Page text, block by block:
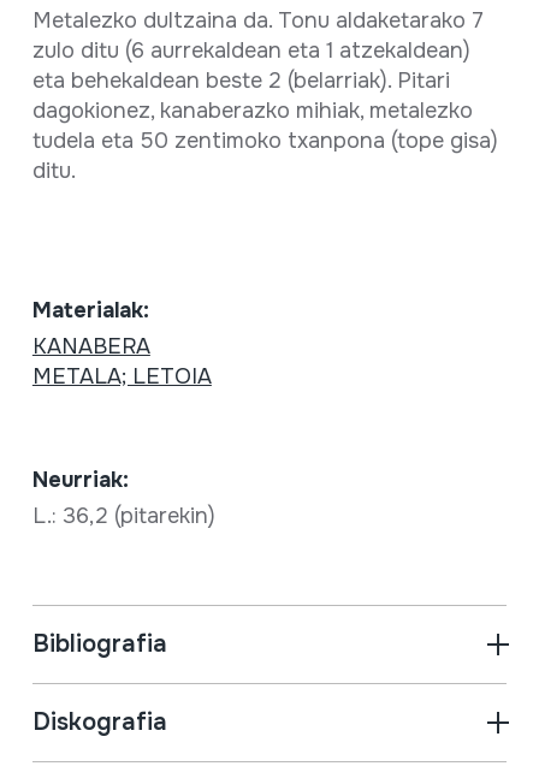
Metalezko dultzaina da. Tonu aldaketarako 7
zulo ditu (6 aurrekaldean eta 1 atzekaldean)
eta behekaldean beste 2 (belarriak). Pitari
dagokionez, kanaberazko mihiak, metalezko
tudela eta 50 zentimoko txanpona (tope gisa)
ditu.
Materialak:
KANABERA
METALA; LETOIA
Neurriak:
L.: 36,2 (pitarekin)
Bibliografia
Diskografia